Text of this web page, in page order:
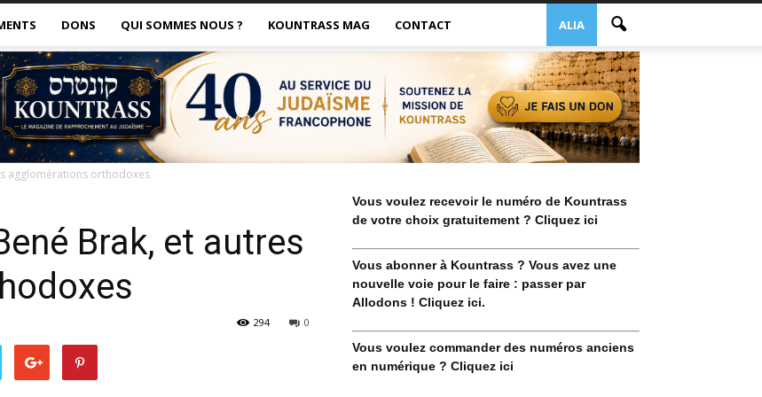
DONS ALIA
QUI SOMMES NOUS ? KOUNTRASS MAG CONTACT
agglomérations orthodoxes
Brak, et autres
0
294
Vous voulez recevoir le numéro de Kountrass
de votre choix gratuitement ? Cliquez ici
Vous abonner à Kountrass ? Vous avez une
nouvelle voie pour le faire : passer par
Allodons ! Cliquez ici.
Vous voulez commander des numéros anciens
en numérique ? Cliquez ici